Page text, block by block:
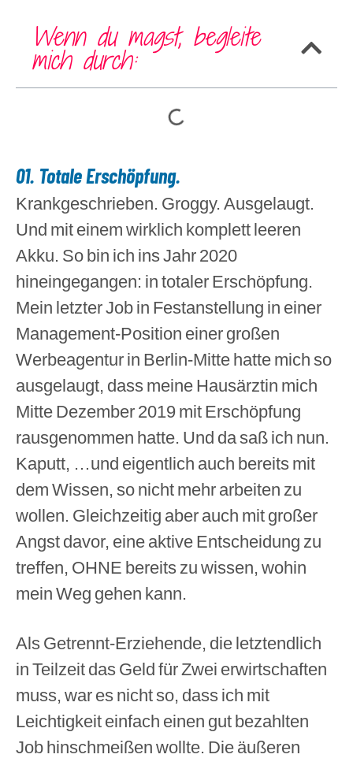
Wenn du magst, begleite
mich durch:
01. Totale Erschöpfung.
Krankgeschrieben. Groggy. Ausgelaugt.
Und mit einem wirklich komplett leeren
Akku. So bin ich ins Jahr 2020
hineingegangen: in totaler Erschöpfung.
Mein letzter Job in Festanstellung in einer
Management-Position einer großen
Werbeagentur in Berlin-Mitte hatte mich so
ausgelaugt, dass meine Hausärztin mich
Mitte Dezember 2019 mit Erschöpfung
rausgenommen hatte. Und da saß ich nun.
Kaputt, …und eigentlich auch bereits mit
dem Wissen, so nicht mehr arbeiten zu
wollen. Gleichzeitig aber auch mit großer
Angst davor, eine aktive Entscheidung zu
treffen, OHNE bereits zu wissen, wohin
mein Weg gehen kann.
Als Getrennt-Erziehende, die letztendlich
in Teilzeit das Geld für Zwei erwirtschaften
muss, war es nicht so, dass ich mit
Leichtigkeit einfach einen gut bezahlten
Job hinschmeißen wollte. Die äußeren